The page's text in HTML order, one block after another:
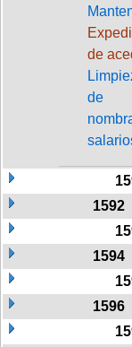
de
de
1592
1594
1596